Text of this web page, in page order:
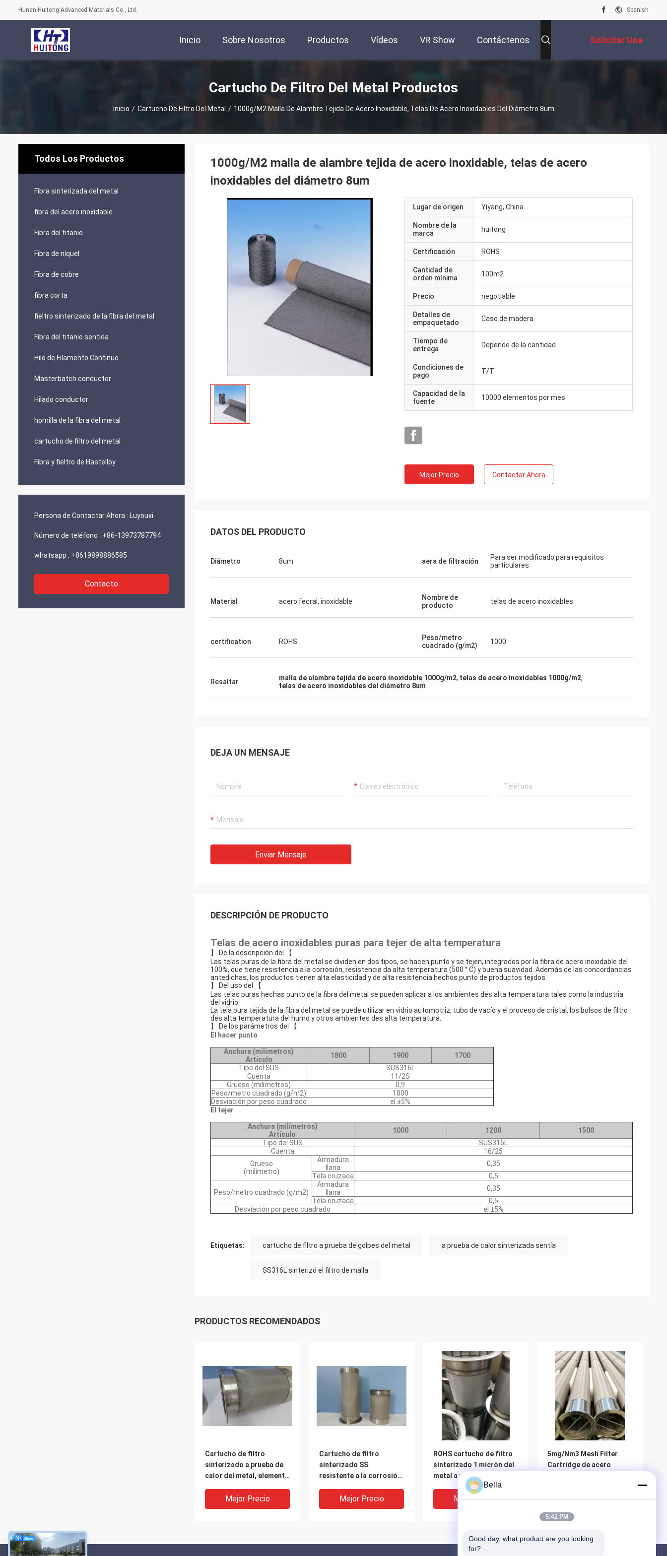
Hunan Huitong Advanced Materials Co., Ltd. Spanish
Inicio Sobre Nosotros Productos Vídeos VR Show Contáctenos Solicitar Una
Cotización
Cartucho De Filtro Del Metal Productos
Inicio / Cartucho De Filtro Del Metal / 1000g/M2 Malla De Alambre Tejida De Acero Inoxidable, Telas De Acero Inoxidables Del Diámetro 8um
Todos Los Productos
Fibra sinterizada del metal
fibra del acero inoxidable
Fibra del titanio
Fibra de níquel
Fibra de cobre
fibra corta
fieltro sinterizado de la fibra del metal
Fibra del titanio sentida
Hilo de Filamento Continuo
Masterbatch conductor
Hilado conductor
hornilla de la fibra del metal
cartucho de filtro del metal
Fibra y fieltro de Hastelloy
Persona de Contactar Ahora : Luyouxi
Número de teléfono : +86-13973787794
whatsapp : +8619898886585
Contacto
1000g/M2 malla de alambre tejida de acero inoxidable, telas de acero
inoxidables del diámetro 8um
Lugar de origen Yiyang, China
Nombre de la
marca
huitong
Certificación ROHS
Cantidad de
orden mínima
100m2
Precio negotiable
Detalles de
empaquetado
Caso de madera
Tiempo de
entrega
Depende de la cantidad
Condiciones de
pago
T/T
Capacidad de la
fuente
10000 elementos por mes
Mejor Precio Contactar Ahora
DATOS DEL PRODUCTO
Diámetro 8um aera de filtración
Para ser modificado para requisitos
particulares
Material acero fecral, inoxidable
Nombre de
producto
telas de acero inoxidables
certification ROHS
Peso/metro
cuadrado (g/m2)
1000
Resaltar malla de alambre tejida de acero inoxidable 1000g/m2, telas de acero inoxidables 1000g/m2,
telas de acero inoxidables del diámetro 8um
DEJA UN MENSAJE
Enviar Mensaje
DESCRIPCIÓN DE PRODUCTO
Telas de acero inoxidables puras para tejer de alta temperatura
】 De la descripción del 【
Las telas puras de la fibra del metal se dividen en dos tipos, se hacen punto y se tejen, integrados por la fibra de acero inoxidable del
100%, que tiene resistencia a la corrosión, resistencia da alta temperatura (500 ° C) y buena suavidad. Además de las concordancias
antedichas, los productos tienen alta elasticidad y de alta resistencia hechos punto de productos tejidos.
】 Del uso del 【
Las telas puras hechas punto de la fibra del metal se pueden aplicar a los ambientes des alta temperatura tales como la industria
del vidrio.
La tela pura tejida de la fibra del metal se puede utilizar en vidrio automotriz, tubo de vacío y el proceso de cristal, los bolsos de filtro
des alta temperatura del humo y otros ambientes des alta temperatura.
】 De los parámetros del 【
El hacer punto
Anchura (milímetros)
Artículo
1800 1900
1700
Tipo del SUS
SUS316L
Cuenta
11/2S
Grueso (milímetros)
0,9
Peso/metro cuadrado (g/m2)
1000
Desviación por peso cuadrado
el ±5%
El tejer
Anchura (milímetros)
Artículo
1000 1200
1500
Tipo del SUS
SUS316L
Cuenta
16/25
Grueso
(milímetro)
Armadura
llana
0,35
Tela cruzada
0,5
Peso/metro cuadrado (g/m2)
Armadura
llana
0,35
Tela cruzada
0,5
Desviación por peso cuadrado
el ±5%
Etiquetas: cartucho de filtro a prueba de golpes del metal a prueba de calor sinterizada sentía
SS316L sinterizó el filtro de malla
PRODUCTOS RECOMENDADOS
Cartucho de filtro
sinterizado a prueba de
calor del metal, elemento
Mejor Precio
Cartucho de filtro
sinterizado SS
resistente a la corrosión
para la protección del
medio ambiente
Mejor Precio
ROHS cartucho de filtro
sinterizado 1 micrón del
metal a prueba de golpes
Mejor Precio
5mg/Nm3 Mesh Filter
Cartridge de acero
Mejor Precio
Bella
5:42 PM
Good day, what product are you looking
for?